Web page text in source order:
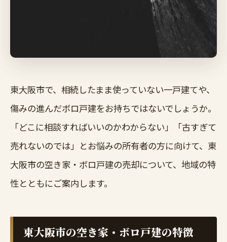
東大阪市で、相続したまま使っていない一戸建てや、
傷みの進んだボロ戸建をお持ちではないでしょうか。
「どこに相談すればいいのかわからない」「古すぎて
売れないのでは」とお悩みの所有者の方に向けて、東
大阪市の空き家・ボロ戸建の売却について、地域の特
性とともにご案内します。
東大阪市の空き家・ボロ戸建の特徴